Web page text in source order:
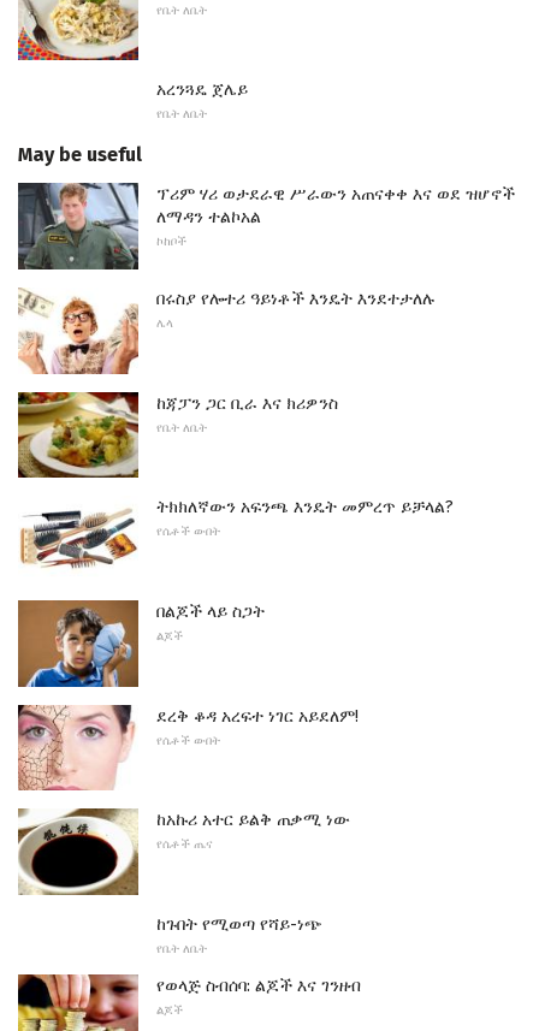
የቤት ለቤት
አረንጓዴ ጀሌይ
የቤት ለቤት
May be useful
ፕሪም ሃሪ ወታደራዊ ሥራውን አጠናቀቀ እና ወደ ዝሆኖች
ለማዳን ተልኮአል
ኮከቦች
በሩስያ የሎተሪ ዓይነቶች እንዴት እንደተታለሉ
ሌላ
ከጃፓን ጋር ቢራ እና ክሪዎንስ
የቤት ለቤት
ትክክለኛውን አፍንጫ እንዴት መምረጥ ይቻላል?
የሴቶች ውበት
በልጆች ላይ ስጋት
ልጆች
ደረቅ ቆዳ አረፍተ ነገር አይደለም!
የሴቶች ውበት
ከአኩሪ አተር ይልቅ ጠቃሚ ነው
የሴቶች ጤና
ከጉበት የሚወጣ የሻይ-ነጭ
የቤት ለቤት
የወላጅ ስብሰባ: ልጆች እና ገንዘብ
ልጆች